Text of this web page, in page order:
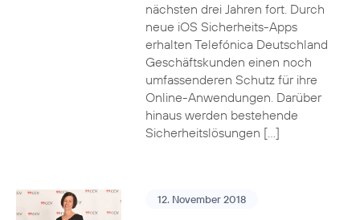
nächsten drei Jahren fort. Durch
neue iOS Sicherheits-Apps
erhalten Telefónica Deutschland
Geschäftskunden einen noch
umfassenderen Schutz für ihre
Online-Anwendungen. Darüber
hinaus werden bestehende
Sicherheitslösungen […]
12. November 2018